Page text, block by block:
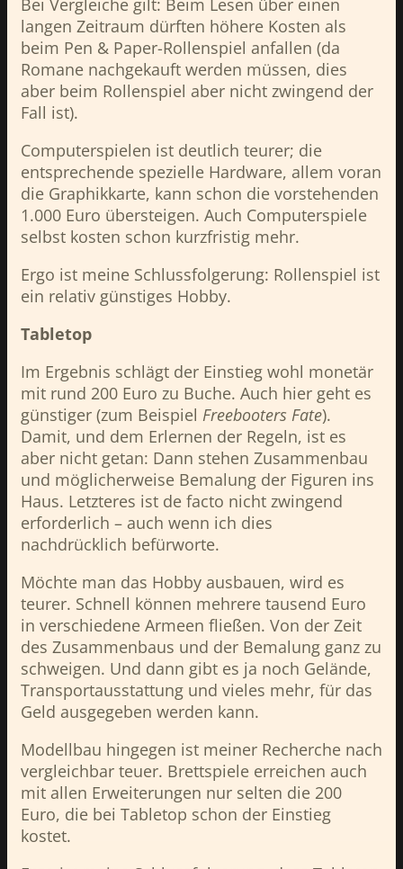
Bei Vergleiche gilt: Beim Lesen über einen
langen Zeitraum dürften höhere Kosten als
beim Pen & Paper-Rollenspiel anfallen (da
Romane nachgekauft werden müssen, dies
aber beim Rollenspiel aber nicht zwingend der
Fall ist).
Computerspielen ist deutlich teurer; die
entsprechende spezielle Hardware, allem voran
die Graphikkarte, kann schon die vorstehenden
1.000 Euro übersteigen. Auch Computerspiele
selbst kosten schon kurzfristig mehr.
Ergo ist meine Schlussfolgerung: Rollenspiel ist
ein relativ günstiges Hobby.
Tabletop
Im Ergebnis schlägt der Einstieg wohl monetär
mit rund 200 Euro zu Buche. Auch hier geht es
günstiger (zum Beispiel Freebooters Fate).
Damit, und dem Erlernen der Regeln, ist es
aber nicht getan: Dann stehen Zusammenbau
und möglicherweise Bemalung der Figuren ins
Haus. Letzteres ist de facto nicht zwingend
erforderlich – auch wenn ich dies
nachdrücklich befürworte.
Möchte man das Hobby ausbauen, wird es
teurer. Schnell können mehrere tausend Euro
in verschiedene Armeen fließen. Von der Zeit
des Zusammenbaus und der Bemalung ganz zu
schweigen. Und dann gibt es ja noch Gelände,
Transportausstattung und vieles mehr, für das
Geld ausgegeben werden kann.
Modellbau hingegen ist meiner Recherche nach
vergleichbar teuer. Brettspiele erreichen auch
mit allen Erweiterungen nur selten die 200
Euro, die bei Tabletop schon der Einstieg
kostet.